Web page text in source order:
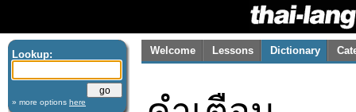
Lookup:
» more options here
Welcome Lessons Dictionary